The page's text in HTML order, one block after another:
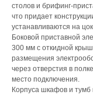
столов и брифинг-
что придает
устанавливаются на
Боковой приставной
300 мм с откидной
размещения
через отверстия в
место подключения.
Корпуса шкафов и